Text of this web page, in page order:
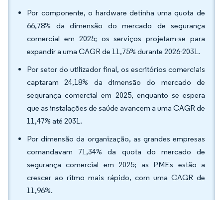
Por componente, o hardware detinha uma quota de
66,78% da dimensão do mercado de segurança
comercial em 2025; os serviços projetam-se para
expandir a uma CAGR de 11,75% durante 2026-2031.
Por setor do utilizador final, os escritórios comerciais
captaram 24,18% da dimensão do mercado de
segurança comercial em 2025, enquanto se espera
que as instalações de saúde avancem a uma CAGR de
11,47% até 2031.
Por dimensão da organização, as grandes empresas
comandavam 71,34% da quota do mercado de
segurança comercial em 2025; as PMEs estão a
crescer ao ritmo mais rápido, com uma CAGR de
11,96%.